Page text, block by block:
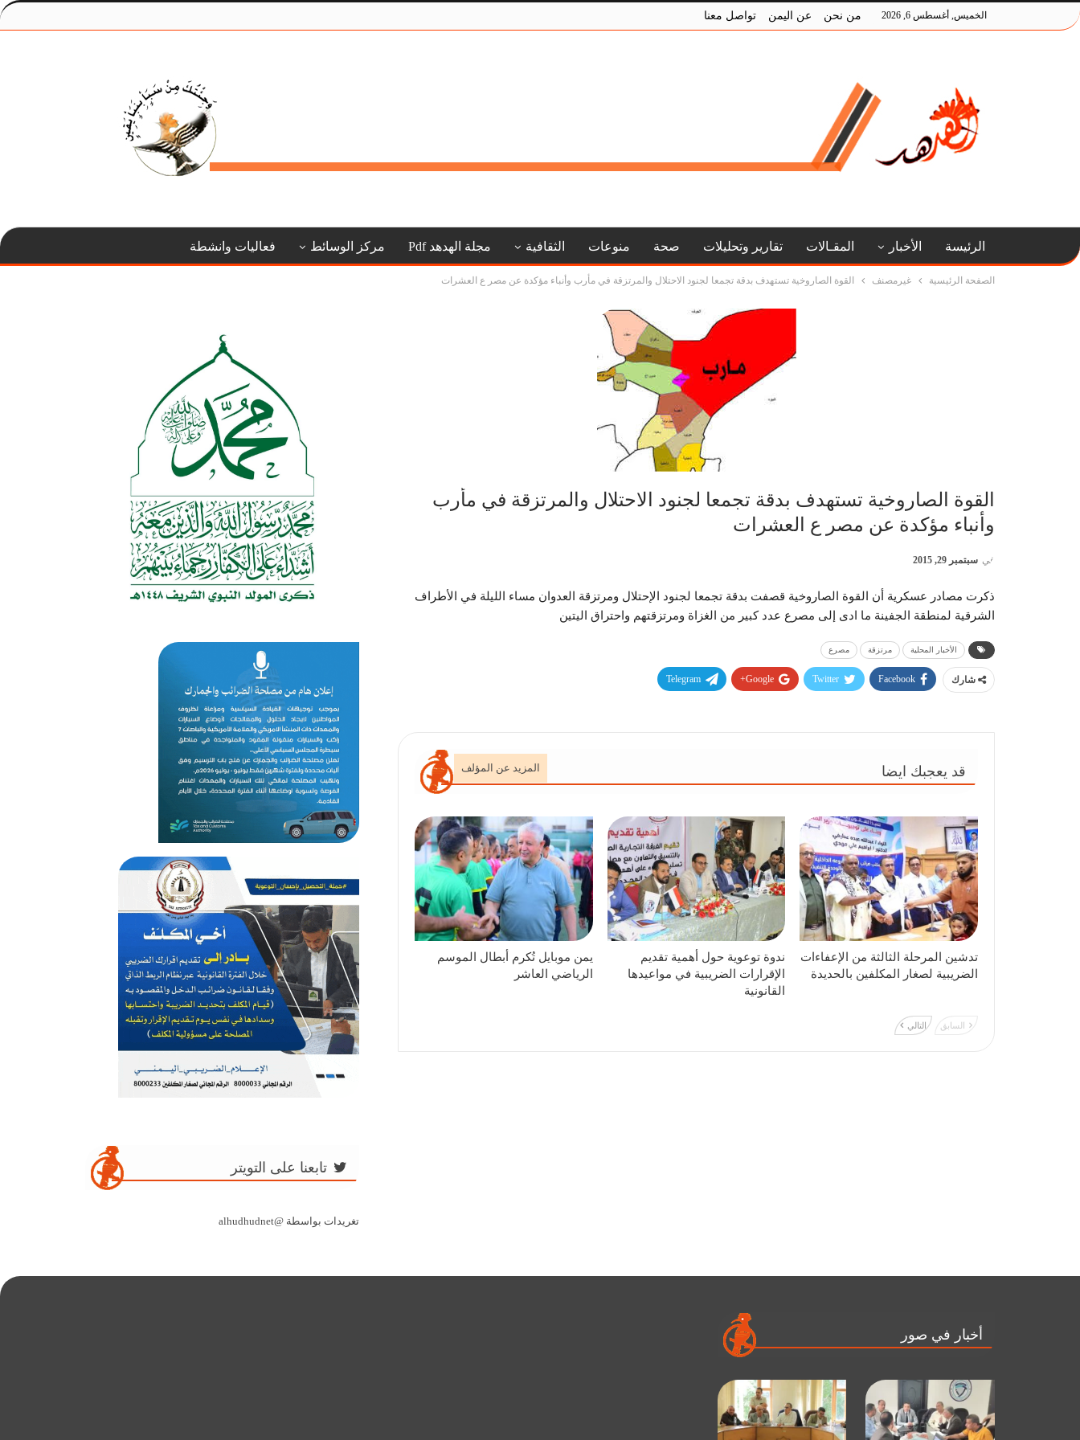
الخميس, أغسطس 6, 2026 من نحن عن اليمن تواصل معنا
الرئيسة الأخبار المقـالات تقارير وتحليلات صحة منوعات الثقافية مجلة الهدهد Pdf مركز الوسائط فعاليات وانشطة
الصفحة الرئيسية غيرمصنف القوة الصاروخية تستهدف بدقة تجمعا لجنود الاحتلال والمرتزقة في مأرب وأنباء مؤكدة عن مصر ع العشرات
القوة الصاروخية تستهدف بدقة تجمعا لجنود الاحتلال والمرتزقة في مأرب
وأنباء مؤكدة عن مصر ع العشرات
في سبتمبر 29, 2015
ذكرت مصادر عسكرية أن القوة الصاروخية قصفت بدقة تجمعا لجنود الإحتلال ومرتزقة العدوان مساء الليلة في الأطراف
الشرقية لمنطقة الجفينة ما ادى إلى مصرع عدد كبير من الغزاة ومرتزقتهم واحتراق اليتين
الأخبار المحلية مرتزقة مصرع
شارك Facebook
Twitter
Google+
Telegram
قد يعجبك ايضا المزيد عن المؤلف
تدشين المرحلة الثالثة من الإعفاءات
الضريبية لصغار المكلفين بالحديدة
ندوة توعوية حول أهمية تقديم
الإقرارات الضريبية في مواعيدها
القانونية
يمن موبايل تُكرم أبطال الموسم
الرياضي العاشر
السابق التالي
تابعنا على التويتر
تغريدات بواسطة @alhudhudnet
أخبار في صور